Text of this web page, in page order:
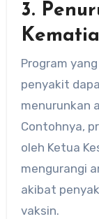
3.
Program
penyakit
menurunkan
Contohnya,
oleh Ketua
mengurangi
akibat
vaksin.